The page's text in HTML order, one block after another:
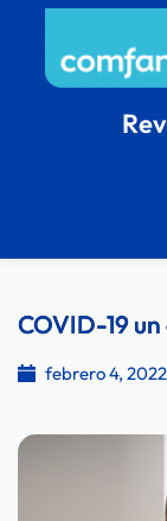
COVID-19
febrero 4, 2022